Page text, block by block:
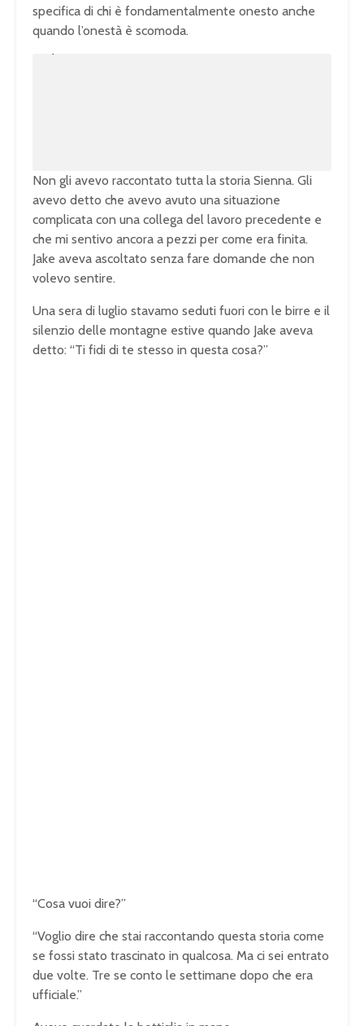
specifica di chi è fondamentalmente onesto anche
quando l’onestà è scomoda.
Non gli avevo raccontato tutta la storia Sienna. Gli
avevo detto che avevo avuto una situazione
complicata con una collega del lavoro precedente e
che mi sentivo ancora a pezzi per come era finita.
Jake aveva ascoltato senza fare domande che non
volevo sentire.
Una sera di luglio stavamo seduti fuori con le birre e il
silenzio delle montagne estive quando Jake aveva
detto: “Ti fidi di te stesso in questa cosa?”
“Cosa vuoi dire?”
“Voglio dire che stai raccontando questa storia come
se fossi stato trascinato in qualcosa. Ma ci sei entrato
due volte. Tre se conto le settimane dopo che era
ufficiale.”